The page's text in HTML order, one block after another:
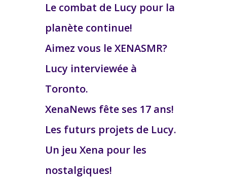
Le combat de Lucy pour la
planète continue!
Aimez vous le XENASMR?
Lucy interviewée à
Toronto.
XenaNews fête ses 17 ans!
Les futurs projets de Lucy.
Un jeu Xena pour les
nostalgiques!